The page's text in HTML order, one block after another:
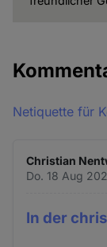
Netiquette für
Christian
Do. 18 Aug
In der